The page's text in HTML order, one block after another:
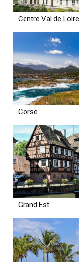
Centre Val de Loire
Corse
Grand Est